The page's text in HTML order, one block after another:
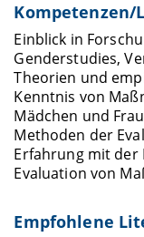
Kompetenzen/
Einblick in
Genderstudies,
Theorien und
Kenntnis von
Mädchen und
Methoden der
Erfahrung mit der
Evaluation von
Empfohlene